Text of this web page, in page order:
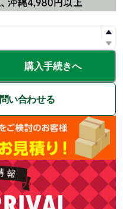
購入手続きへ
い合わせる